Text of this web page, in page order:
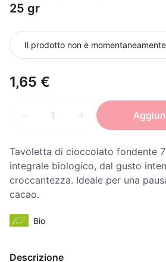
25 gr
Il prodotto non è
1,65 €
Tavoletta di cioccolato fondente
integrale biologico, dal gusto
croccantezza. Ideale per una
cacao.
Bio
Descrizione